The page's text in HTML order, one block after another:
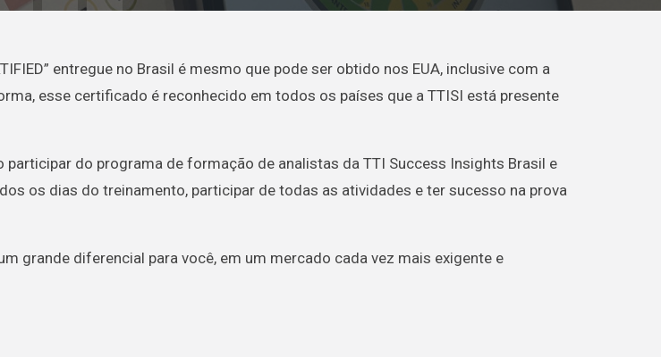
entregue no Brasil é mesmo que pode ser obtido nos EUA, inclusive com a
esse certificado é reconhecido em todos os países que a TTISI está presente
do programa de formação de analistas da TTI Success Insights Brasil e
os dias do treinamento, participar de todas as atividades e ter sucesso na prova
grande diferencial para você, em um mercado cada vez mais exigente e